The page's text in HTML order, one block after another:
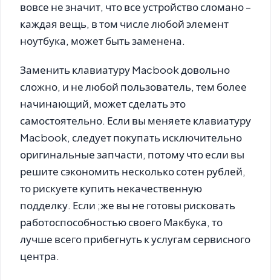
вовсе не значит, что все устройство сломано –
каждая вещь, в том числе любой элемент
ноутбука, может быть заменена.
Заменить клавиатуру Macbook довольно
сложно, и не любой пользователь, тем более
начинающий, может сделать это
самостоятельно. Если вы меняете клавиатуру
Macbook, следует покупать исключительно
оригинальные запчасти, потому что если вы
решите сэкономить несколько сотен рублей,
то рискуете купить некачественную
подделку. Если ;же вы не готовы рисковать
работоспособностью своего Макбука, то
лучше всего прибегнуть к услугам сервисного
центра.